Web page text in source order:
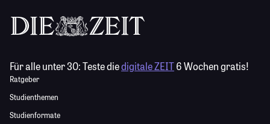
Für alle unter 30:Teste diedigitale ZEIT6 Wochen gratis!
Ratgeber
Studienthemen
Studienformate